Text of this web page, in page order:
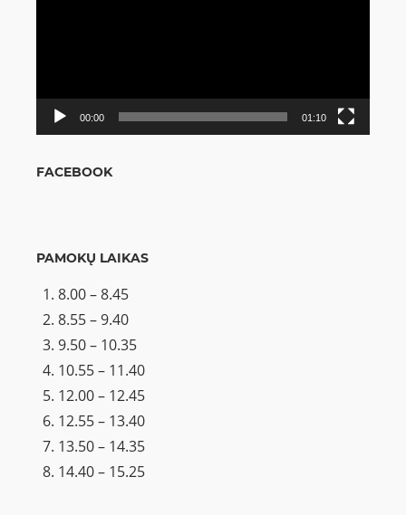
00:00 01:10
FACEBOOK
PAMOKŲ LAIKAS
8.00 – 8.45
8.55 – 9.40
9.50 – 10.35
10.55 – 11.40
12.00 – 12.45
12.55 – 13.40
13.50 – 14.35
14.40 – 15.25